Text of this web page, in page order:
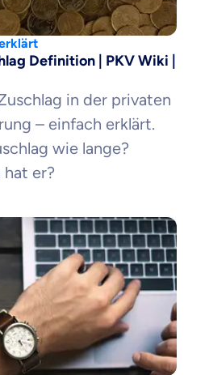
Definition | PKV Wiki |
in der privaten
– einfach erklärt.
wie lange?
er?